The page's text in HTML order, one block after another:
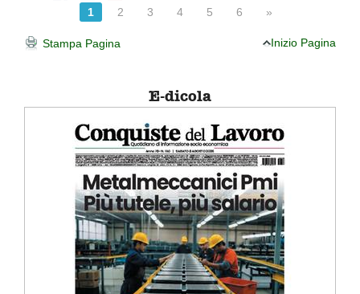
1 2 3 4 5 6 »
Stampa Pagina Inizio Pagina
E-dicola